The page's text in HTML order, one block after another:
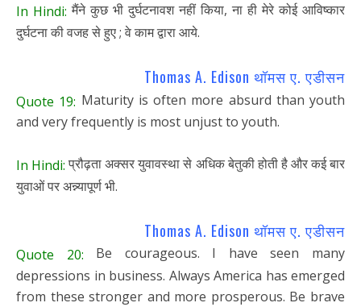
In Hindi: मैंने कुछ भी दुर्घटनावश नहीं किया, ना ही मेरे कोई आविष्कार
दुर्घटना की वजह से हुए ; वे काम द्वारा आये.
Thomas A. Edison थॉमस ए. एडीसन
Quote 19: Maturity is often more absurd than youth
and very frequently is most unjust to youth.
In Hindi:प्रौढ़ता अक्सर युवावस्था से अधिक बेतुकी होती है और कई बार
युवाओं पर अन्न्यापूर्ण भी.
Thomas A. Edison थॉमस ए. एडीसन
Quote 20: Be courageous. I have seen many
depressions in business. Always America has emerged
from these stronger and more prosperous. Be brave